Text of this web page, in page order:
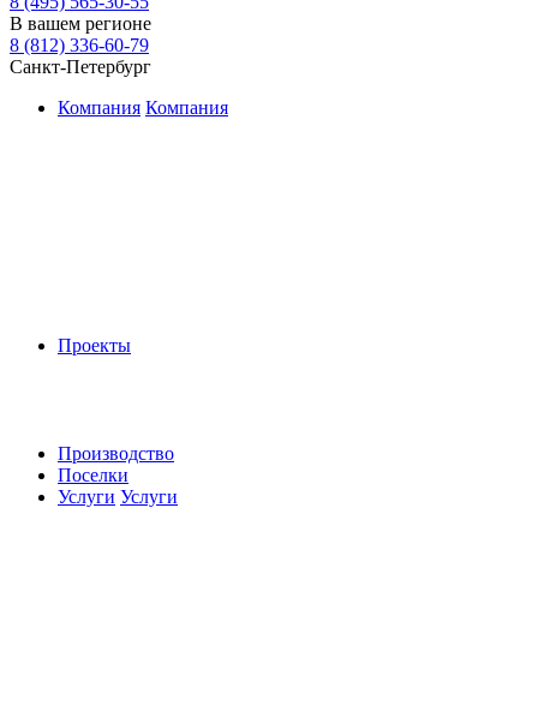
В вашем регионе
8 (812) 336-60-79
Санкт-Петербург
Компания Компания
Проекты
Производство
Поселки
Услуги Услуги